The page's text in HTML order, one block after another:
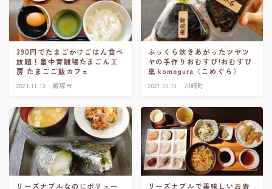
390円でたまごかけごはん食べ
放題！畠中育雛場たまごん工
房 たまごご飯カフェ
2021.11.13 飯塚市
ふっくら炊きあがったツヤツ
ヤの手作りおむすび!おむすび
稟 komegura（こめぐら）
2021.09.13 川崎町
リーズナブルなのにボリュー
リーズナブルで美味しいお寿